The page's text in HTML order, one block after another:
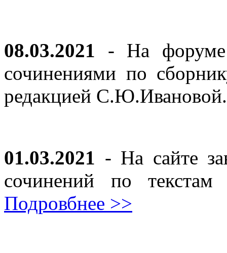
08.03.2021 - На форуме
сочинениями по
редакцией
01.03.2021 - На сайте
сочинений по
Подровбнее >>